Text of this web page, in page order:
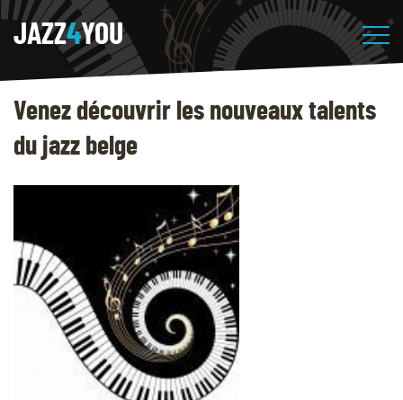
JAZZ4YOU
Venez découvrir les nouveaux talents
du jazz belge